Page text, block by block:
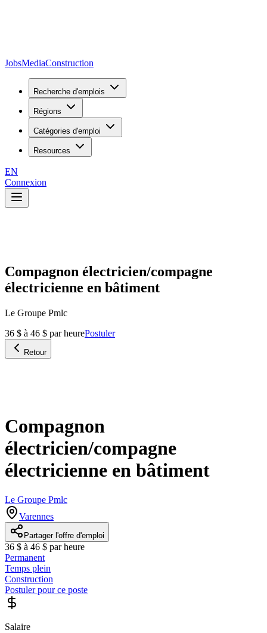
JobsMediaConstruction
Recherche d'emplois
Régions
Catégories d'emploi
Resources
EN
Connexion
Compagnon électricien/compagne
électricienne en bâtiment
Le Groupe Pmlc
36 $ à 46 $ par heurePostuler
Retour
Compagnon
électricien/compagne
électricienne en bâtiment
Le Groupe Pmlc
Varennes
Partager l'offre d'emploi
36 $ à 46 $ par heure
Permanent
Temps plein
Construction
Postuler pour ce poste
Salaire